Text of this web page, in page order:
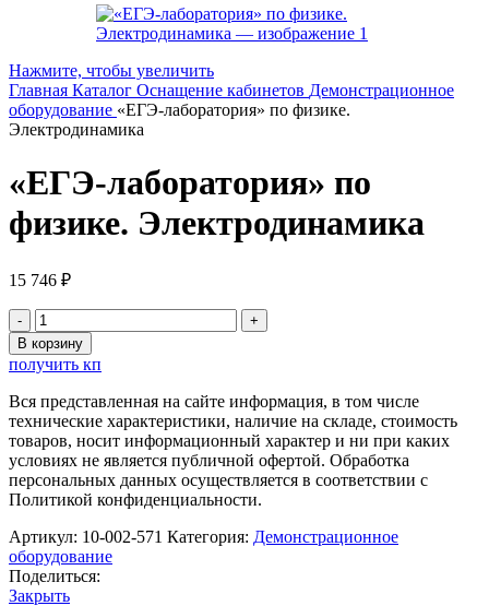
Нажмите, чтобы увеличить
Главная Каталог Оснащение кабинетов Демонстрационное
оборудование «ЕГЭ-лаборатория» по физике.
Электродинамика
«ЕГЭ-лаборатория» по
физике. Электродинамика
15 746 ₽
Количество
товара
«ЕГЭ-
лаборатория»
по
физике.
Электродинамика
В корзину
получить кп
Вся представленная на сайте информация, в том числе
технические характеристики, наличие на складе, стоимость
товаров, носит информационный характер и ни при каких
условиях не является публичной офертой. Обработка
персональных данных осуществляется в соответствии с
Политикой конфиденциальности.
Артикул: 10-002-571 Категория: Демонстрационное
оборудование
Поделиться:
Закрыть